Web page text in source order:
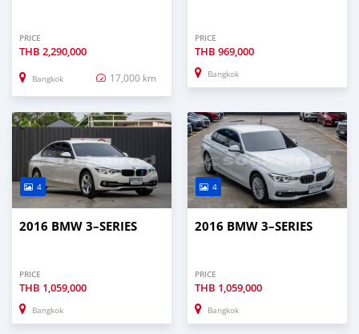
PRICE
THB 2,290,000
Bangkok 17,000 km
PRICE
THB 969,000
Bangkok
4
2016 BMW 3–SERIES
PRICE
THB 1,059,000
Bangkok
4
2016 BMW 3–SERIES
PRICE
THB 1,059,000
Bangkok